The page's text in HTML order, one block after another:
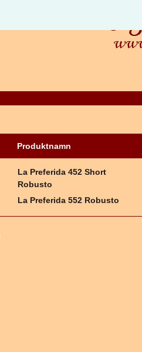
Produktnamn
La Preferida 452 Short
Robusto
La Preferida 552 Robusto